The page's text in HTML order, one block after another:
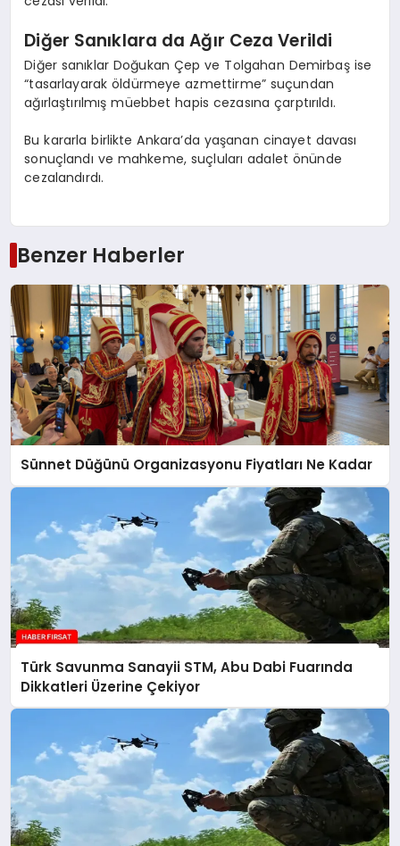
Diğer Sanıklara da Ağır Ceza Verildi
Diğer sanıklar Doğukan Çep ve Tolgahan Demirbaş ise
“tasarlayarak öldürmeye azmettirme” suçundan
ağırlaştırılmış müebbet hapis cezasına çarptırıldı.
Bu kararla birlikte Ankara’da yaşanan cinayet davası
sonuçlandı ve mahkeme, suçluları adalet önünde
cezalandırdı.
Benzer Haberler
Sünnet Düğünü Organizasyonu Fiyatları Ne Kadar
Türk Savunma Sanayii STM, Abu Dabi Fuarında
Dikkatleri Üzerine Çekiyor